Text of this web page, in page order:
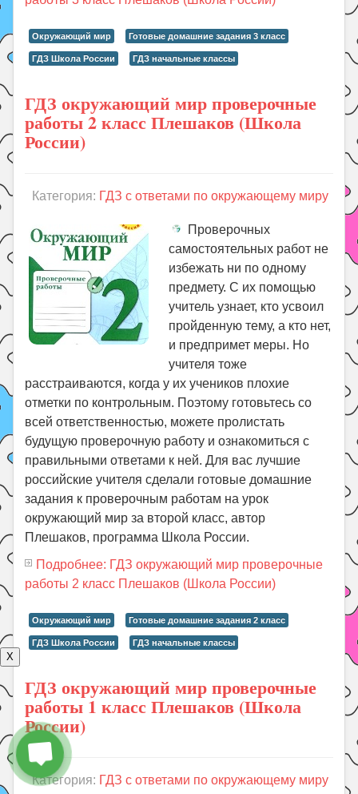
Окружающий мир Готовые домашние задания 3 класс
ГДЗ Школа России ГДЗ начальные классы
ГДЗ окружающий мир проверочные
работы 2 класс Плешаков (Школа
России)
Категория: ГДЗ с ответами по окружающему миру
Проверочных
самостоятельных работ не
избежать ни по одному
предмету. С их помощью
учитель узнает, кто усвоил
пройденную тему, а кто нет,
и предпримет меры. Но
учителя тоже
расстраиваются, когда у их учеников плохие
отметки по контрольным. Поэтому готовьтесь со
всей ответственностью, можете пролистать
будущую проверочную работу и ознакомиться с
правильными ответами к ней. Для вас лучшие
российские учителя сделали готовые домашние
задания к проверочным работам на урок
окружающий мир за второй класс, автор
Плешаков, программа Школа России.
Подробнее: ГДЗ окружающий мир проверочные
работы 2 класс Плешаков (Школа России)
Окружающий мир Готовые домашние задания 2 класс
ГДЗ Школа России ГДЗ начальные классы
ГДЗ окружающий мир проверочные
работы 1 класс Плешаков (Школа
России)
Категория: ГДЗ с ответами по окружающему миру
X